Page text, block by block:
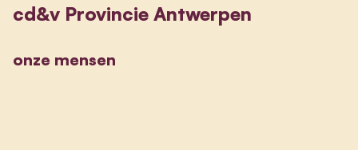
cd&v Provincie Antwerpen
onze mensen